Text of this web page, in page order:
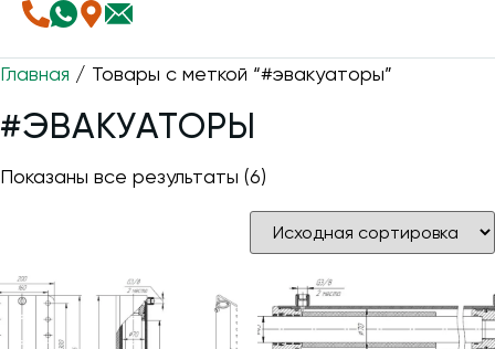
Главная / Товары с меткой “#эвакуаторы”
#ЭВАКУАТОРЫ
Показаны все результаты (6)